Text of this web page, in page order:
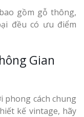
gồm gỗ thông,
đều có ưu điểm
Gian
phong cách chung
kế vintage, hãy